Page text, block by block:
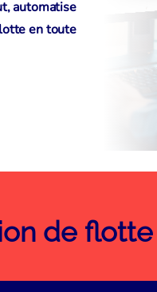
automatise
en toute
de